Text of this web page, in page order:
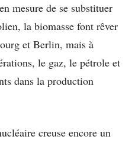
mesure de se substituer
la biomasse font rêver
et Berlin, mais à
le gaz, le pétrole et
dans la production
creuse encore un